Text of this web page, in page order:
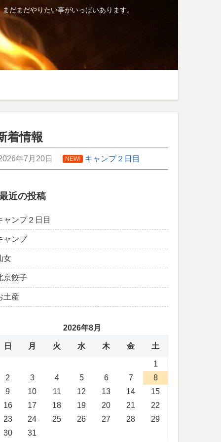
だまだやりたい事がいっぱいあります。
着情報
年7月20日 NEW! キャンプ２日目
近の投稿
ャンプ２日目
ャンプ
女
京餃子
土産
2026年8月
日 月 火 水 木 金 土
1
2
3 4 5 6 7
8
9
10 11 12 13 14
15
16
17 18 19 20 21
22
23
24 25 26 27 28
29
30
31